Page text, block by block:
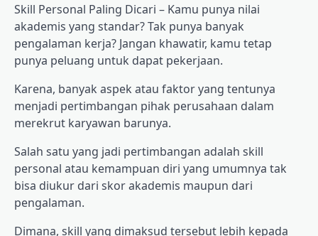
Skill Personal Paling Dicari – Kamu punya nilai
akademis yang standar? Tak punya banyak
pengalaman kerja? Jangan khawatir, kamu tetap
punya peluang untuk dapat pekerjaan.
Karena, banyak aspek atau faktor yang tentunya
menjadi pertimbangan pihak perusahaan dalam
merekrut karyawan barunya.
Salah satu yang jadi pertimbangan adalah skill
personal atau kemampuan diri yang umumnya tak
bisa diukur dari skor akademis maupun dari
pengalaman.
Dimana, skill yang dimaksud tersebut lebih kepada